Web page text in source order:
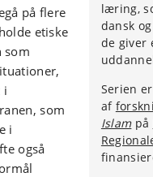
læring,
dansk
de giver
Serien
af
Islam på
på flere
etiske
som
i
som
i
også